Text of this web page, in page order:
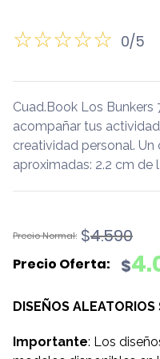
0/5
Cuad.Book Los
acompañar tus
creatividad personal.
aproximadas: 2.2 cm de
$4.590
El
original
$4.590.
$
El
actual
$4.090.
DISEÑOS
Importante: Los